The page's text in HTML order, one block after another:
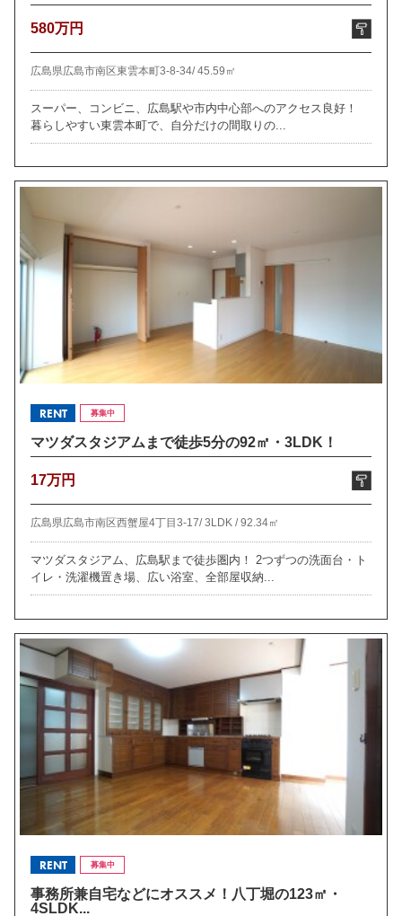
580万円
広島県広島市南区東雲本町3-8-34/45.59㎡
スーパー、コンビニ、広島駅や市内中心部へのアクセス良好！
暮らしやすい東雲本町で、自分だけの間取りの...
RENT 募集中
マツダスタジアムまで徒歩5分の92㎡・3LDK！
17万円
広島県広島市南区西蟹屋4丁目3-17/3LDK /92.34㎡
マツダスタジアム、広島駅まで徒歩圏内！ 2つずつの洗面台・ト
イレ・洗濯機置き場、広い浴室、全部屋収納...
RENT 募集中
事務所兼自宅などにオススメ！八丁堀の123㎡・
4SLDK...